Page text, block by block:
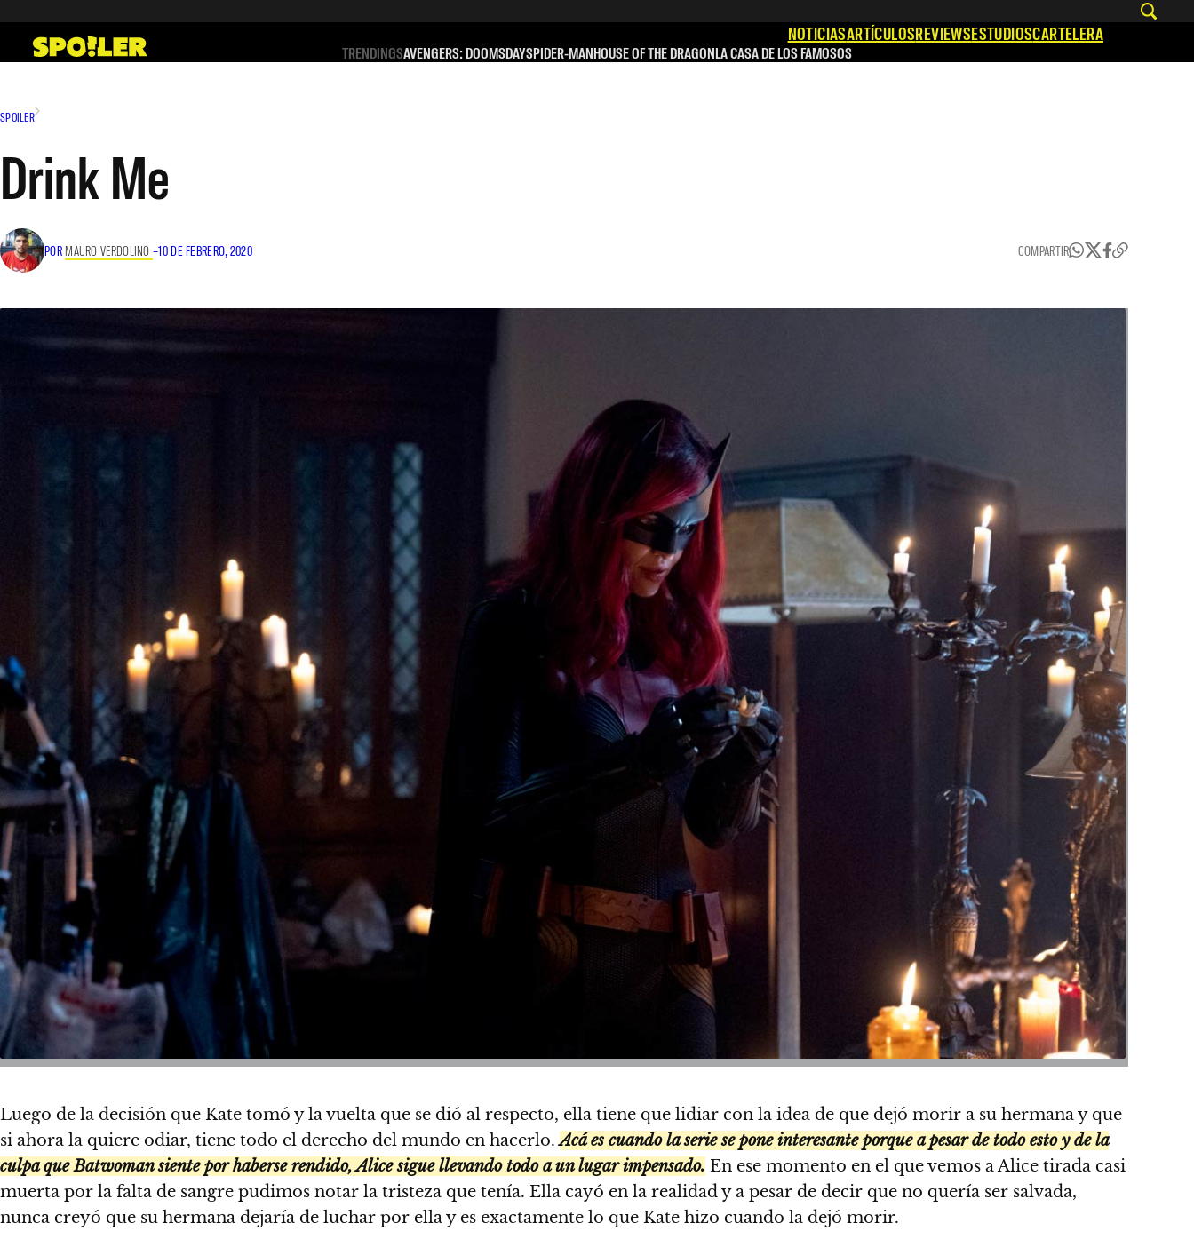
contenido
NOTICIASARTÍCULOSREVIEWSESTUDIOSCARTELERA
TRENDINGSAVENGERS: DOOMSDAYSPIDER-MANHOUSE OF THE DRAGONLA CASA DE LOS FAMOSOS
SPOILER
Drink Me
POR MAURO VERDOLINO–10 DE FEBRERO, 2020 COMPARTIR
Luego de la decisión que Kate tomó y la vuelta que se dió al respecto, ella tiene que lidiar con la idea de que dejó morir a su hermana y que
si ahora la quiere odiar, tiene todo el derecho del mundo en hacerlo.Acá es cuando la serie se pone interesante porque a pesar de todo esto y de la
culpa que Batwoman siente por haberse rendido, Alice sigue llevando todo a un lugar impensado. En ese momento en el que vemos a Alice tirada casi
muerta por la falta de sangre pudimos notar la tristeza que tenía. Ella cayó en la realidad y a pesar de decir que no quería ser salvada,
nunca creyó que su hermana dejaría de luchar por ella y es exactamente lo que Kate hizo cuando la dejó morir.